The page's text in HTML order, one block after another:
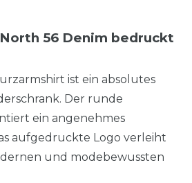
56 Denim bedruckt
ist ein absolutes
Der runde
ein angenehmes
aufgedruckte Logo verleiht
und modebewussten